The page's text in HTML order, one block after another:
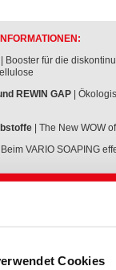
Cookies
| Booster für die
REWIN GAP
|
| The New WOW
| Beim VARIO SOAPING